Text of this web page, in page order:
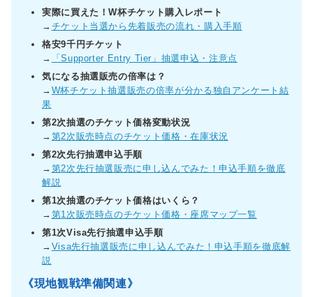
実際に買えた！W杯チケット購入レポート
→ チケット当選から先着販売の流れ・購入手順
格安9千円チケット
→
「Supporter Entry Tier」抽選申込・注意点
気になる抽選販売の倍率は？
→ W杯チケット抽選販売の倍率が分かる独自アンケート結
果
第2次抽選のチケット価格変動状況
→ 第2次販売時点のチケット価格・在庫状況
第2次先行抽選申込手順
→ 第2次先行抽選販売に申し込んでみた！申込手順を徹底
解説
第1次抽選のチケット価格はいくら？
→ 第1次販売時点のチケット価格・座席マップ一覧
第1次Visa先行抽選申込手順
→ Visa先行抽選販売に申し込んでみた！申込手順を徹底解
説
《現地観戦準備関連》